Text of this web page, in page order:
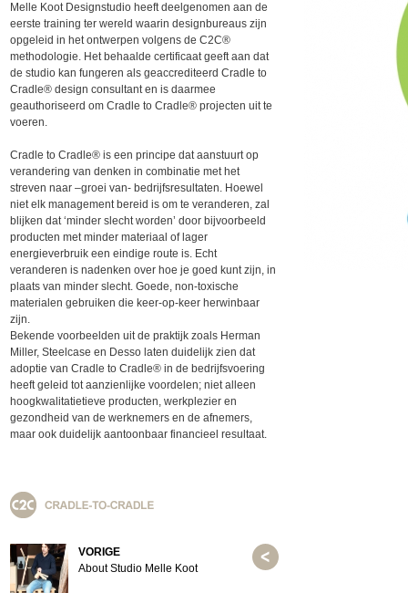
Melle Koot Designstudio heeft deelgenomen aan de
eerste training ter wereld waarin designbureaus zijn
opgeleid in het ontwerpen volgens de C2C®
methodologie. Het behaalde certificaat geeft aan dat
de studio kan fungeren als geaccrediteerd Cradle to
Cradle® design consultant en is daarmee
geauthoriseerd om Cradle to Cradle® projecten uit te
voeren.
Cradle to Cradle® is een principe dat aanstuurt op
verandering van denken in combinatie met het
streven naar –groei van- bedrijfsresultaten. Hoewel
niet elk management bereid is om te veranderen, zal
blijken dat ‘minder slecht worden’ door bijvoorbeeld
producten met minder materiaal of lager
energieverbruik een eindige route is. Echt
veranderen is nadenken over hoe je goed kunt zijn, in
plaats van minder slecht. Goede, non-toxische
materialen gebruiken die keer-op-keer herwinbaar
zijn.
Bekende voorbeelden uit de praktijk zoals Herman
Miller, Steelcase en Desso laten duidelijk zien dat
adoptie van Cradle to Cradle® in de bedrijfsvoering
heeft geleid tot aanzienlijke voordelen; niet alleen
hoogkwalitatietieve producten, werkplezier en
gezondheid van de werknemers en de afnemers,
maar ook duidelijk aantoonbaar financieel resultaat.
VORIGE
About Studio Melle Koot